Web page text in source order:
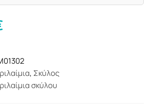
, Σκύλος
σκύλου